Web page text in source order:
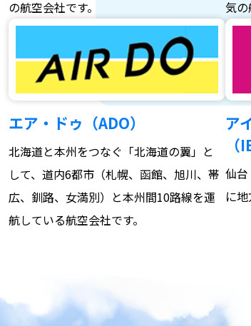
の航空会社です。
気の
エア・ドゥ（ADO）
北海道と本州をつなぐ「北海道の翼」と
して、道内6都市（札幌、函館、旭川、帯
広、釧路、女満別）と本州間10路線を運
航している航空会社です。
ア
（
仙
に